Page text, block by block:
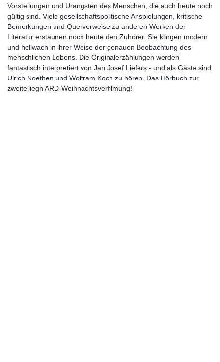
Vorstellungen und Urängsten des Menschen, die auch heute noch
gültig sind. Viele gesellschaftspolitische Anspielungen, kritische
Bemerkungen und Querverweise zu anderen Werken der
Literatur erstaunen noch heute den Zuhörer. Sie klingen modern
und hellwach in ihrer Weise der genauen Beobachtung des
menschlichen Lebens. Die Originalerzählungen werden
fantastisch interpretiert von Jan Josef Liefers - und als Gäste sind
Ulrich Noethen und Wolfram Koch zu hören. Das Hörbuch zur
zweiteiliegn ARD-Weihnachtsverfilmung!